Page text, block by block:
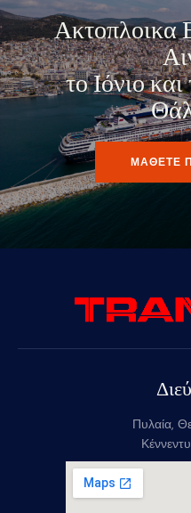
Ακτοπλοικα
το Ιόνιο
ΜΑΘΕΤΕ
Πυλαία,